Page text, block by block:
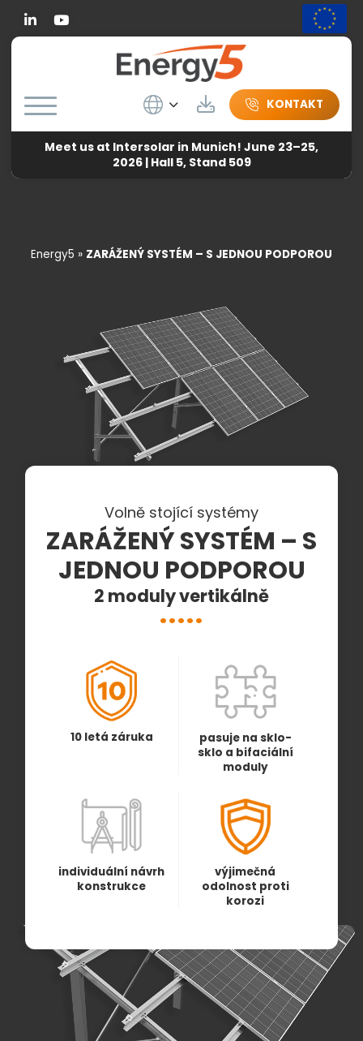
Wybierz język
Herunterladen
KONTAKT
Meet us at Intersolar in Munich! June 23–25,
2026 | Hall 5, Stand 509
Energy5 » ZARÁŽENÝ SYSTÉM – S JEDNOU PODPOROU
Volně stojící systémy
ZARÁŽENÝ SYSTÉM – S
JEDNOU PODPOROU
2 moduly vertikálně
10 letá záruka
pasuje na sklo-
sklo a bifaciální
moduly
individuální návrh
konstrukce
výjimečná
odolnost proti
korozi